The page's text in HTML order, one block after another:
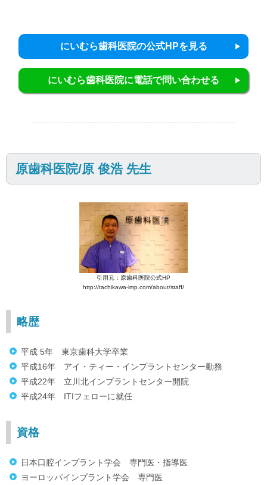
にいむら歯科医院の公式HPを見る
にいむら歯科医院に電話で問い合わせる
原歯科医院/原 俊浩 先生
引用元：原歯科医院公式HP
http://tachikawa-imp.com/about/staff/
略歴
平成 5年 東京歯科大学卒業
平成16年 アイ・ティー・インプラントセンター勤務
平成22年 立川北インプラントセンター開院
平成24年 ITIフェローに就任
資格
日本口腔インプラント学会 専門医・指導医
ヨーロッパインプラント学会 専門医